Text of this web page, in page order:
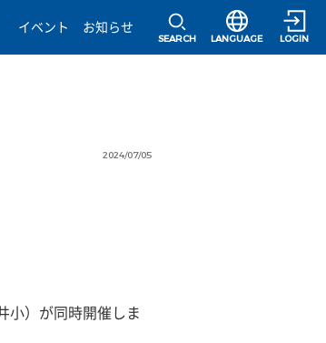
イベント
お知らせ
SEARCH
選択すると言語
LANGUAGE LOGIN
2024/07/05
小）が同時開催しま